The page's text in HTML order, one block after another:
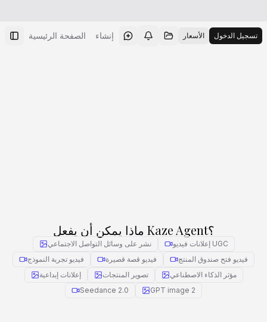
الصفحة الرئيسية إنشاء وكيل الأسعار تسجيل الدخول
ماذا يمكن أن يفعل Kaze Agent؟
نشر على وسائل التواصل الاجتماعي
إعلانات فيديو UGC
فيديو تجربة النموذج
فيديو قصة قصيرة
فيديو فتح صندوق المنتج
إعلانات إبداعية
تصوير المنتجات
مؤثر الذكاء الاصطناعي
Seedance 2.0
GPT image 2